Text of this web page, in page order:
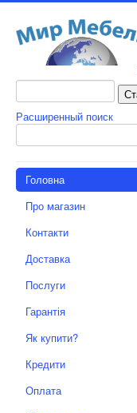
Расширенный поиск
Головна
Про магазин
Контакти
Доставка
Послуги
Гарантія
Як купити?
Кредити
Оплата